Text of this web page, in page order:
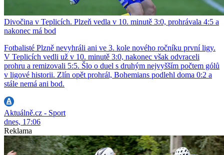
Divočina v Teplicích. Plzeň vedla v 10. minutě 3:0, prohrávala 4:5 a
nakonec má bod
Fotbalisté Plzně nevyhráli ani ve 3. kole nového ročníku první ligy.
V Teplicích vedli už v 10. minutě 3:0, nakonec však odvraceli
prohru a remizovali 5:5. Šlo o duel s druhým nejvyšším počtem gólů
v ligové historii. Zlín opět prohrál, Bohemians podlehl doma 0:2 a
stále nemá ani bod.
Aktuálně.cz - Sport
dnes, 17:06
Reklama